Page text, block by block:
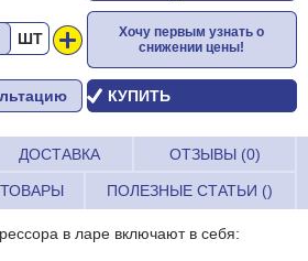
Хочу первым узнать о
снижении цены!
ШТ
КУПИТЬ
ДОСТАВКА ОТЗЫВЫ (0)
ПОЛЕЗНЫЕ СТАТЬИ ()
в ларе включают в себя: